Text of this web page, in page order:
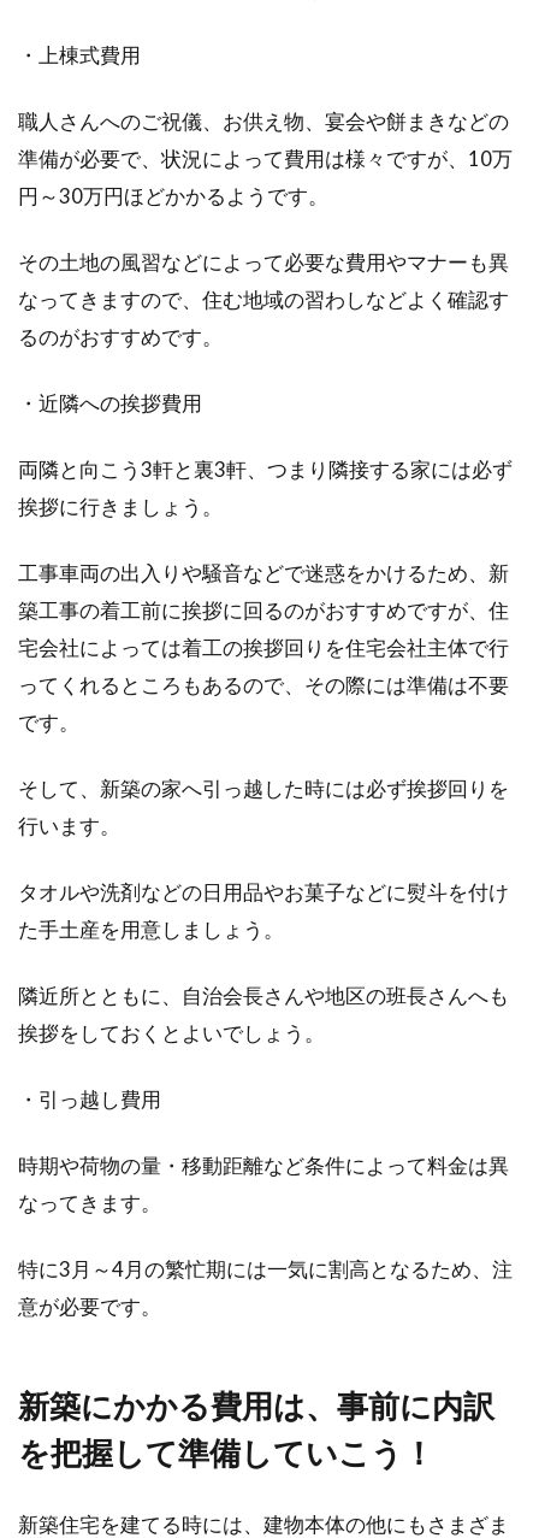
・上棟式費用
職人さんへのご祝儀、お供え物、宴会や餅まきなどの
準備が必要で、状況によって費用は様々ですが、10万
円～30万円ほどかかるようです。
その土地の風習などによって必要な費用やマナーも異
なってきますので、住む地域の習わしなどよく確認す
るのがおすすめです。
・近隣への挨拶費用
両隣と向こう3軒と裏3軒、つまり隣接する家には必ず
挨拶に行きましょう。
工事車両の出入りや騒音などで迷惑をかけるため、新
築工事の着工前に挨拶に回るのがおすすめですが、住
宅会社によっては着工の挨拶回りを住宅会社主体で行
ってくれるところもあるので、その際には準備は不要
です。
そして、新築の家へ引っ越した時には必ず挨拶回りを
行います。
タオルや洗剤などの日用品やお菓子などに熨斗を付け
た手土産を用意しましょう。
隣近所とともに、自治会長さんや地区の班長さんへも
挨拶をしておくとよいでしょう。
・引っ越し費用
時期や荷物の量・移動距離など条件によって料金は異
なってきます。
特に3月～4月の繁忙期には一気に割高となるため、注
意が必要です。
新築にかかる費用は、事前に内訳
を把握して準備していこう！
新築住宅を建てる時には、建物本体の他にもさまざま